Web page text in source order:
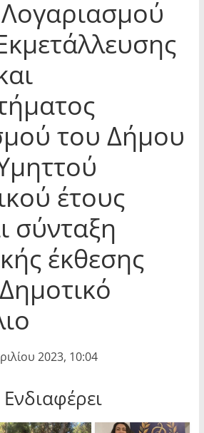
του Δήμου
έτους
σύνταξη
έκθεσης
2023, 10:04